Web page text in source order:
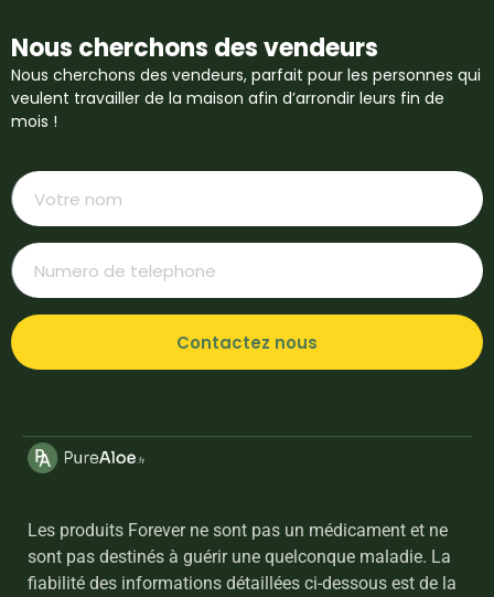
Nous cherchons des vendeurs
Nous cherchons des vendeurs, parfait pour les personnes qui
veulent travailler de la maison afin d’arrondir leurs fin de
mois !
Contactez nous
Les produits Forever ne sont pas un médicament et ne
sont pas destinés à guérir une quelconque maladie. La
fiabilité des informations détaillées ci-dessous est de la